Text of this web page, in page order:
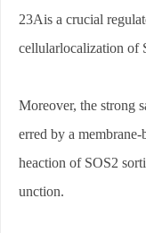
23Ais a crucial
cellularlocalization of
Moreover, the strong
erred by a
heaction of SOS2
unction.